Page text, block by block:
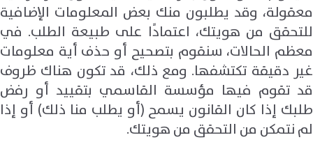
معقولة، وقد يطلبون منك بعض المعلومات الإضافية
للتحقق من هويتك، اعتمادًا على طبيعة الطلب. في
معظم الحالات، سنقوم بتصحيح أو حذف أية معلومات
غير دقيقة تكتشفها. ومع ذلك، قد تكون هناك ظروف
قد تقوم فيها مؤسسة القاسمي بتقييد أو رفض
طلبك إذا كان القانون يسمح (أو يطلب منا ذلك) أو إذا
لم نتمكن من التحقق من هويتك.